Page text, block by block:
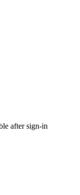
after sign-in